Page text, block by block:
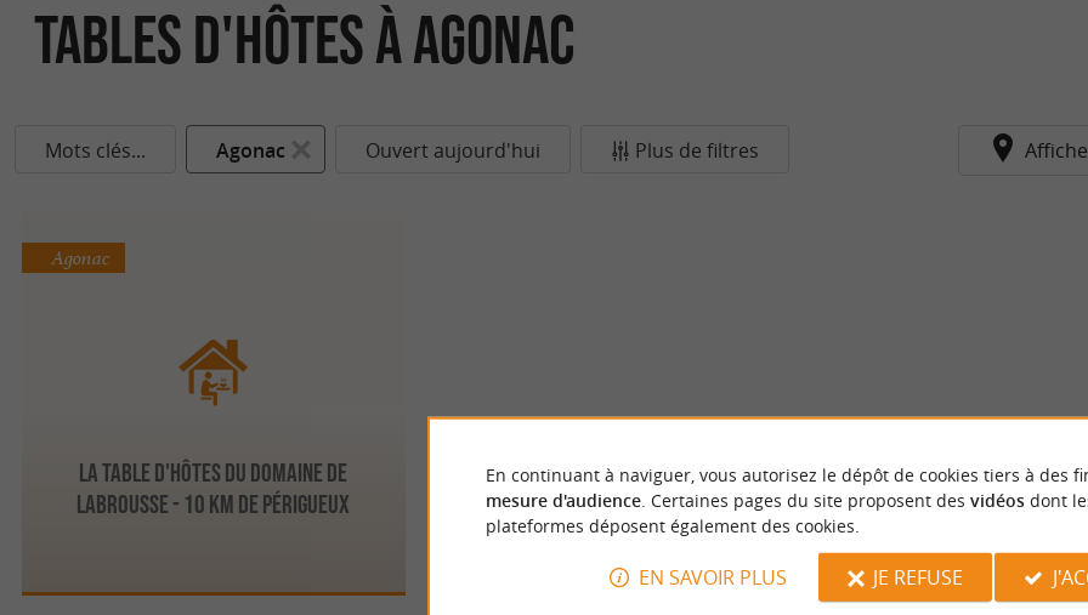
Tables d'hôtes à Agonac
Mots clés... Agonac Ouvert aujourd'hui Plus de filtres
La Table d'hôtes du Domaine de
Labrousse - 10 km de Périgueux
Agonac
En continuant à naviguer, vous autorisez le dépôt de cookies tiers à des
mesure d'audience. Certaines pages du site proposent des vidéosdont
plateformes déposent également des cookies.
EN SAVOIR PLUS JE REFUSE